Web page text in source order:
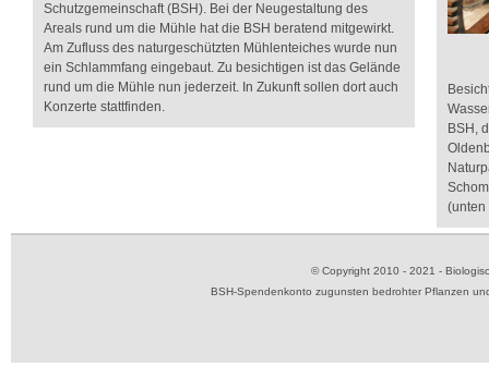
Schutzgemeinschaft (BSH). Bei der Neugestaltung des
Areals rund um die Mühle hat die BSH beratend mitgewirkt.
Am Zufluss des naturgeschützten Mühlenteiches wurde nun
ein Schlammfang eingebaut. Zu besichtigen ist das Gelände
rund um die Mühle nun jederzeit. In Zukunft sollen dort auch
Konzerte stattfinden.
BSH,
(unten
© Copyright 2010 - 2021 -
BSH-Spendenkonto zugunsten bedrohter Pflanzen